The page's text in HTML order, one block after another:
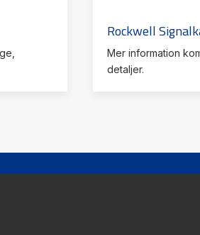
Rockwell
Mer information
detaljer.